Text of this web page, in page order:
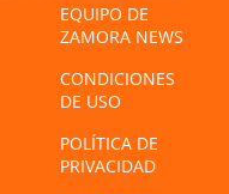
EQUIPO DE
ZAMORA NEWS
CONDICIONES
DE USO
POLÍTICA DE
PRIVACIDAD